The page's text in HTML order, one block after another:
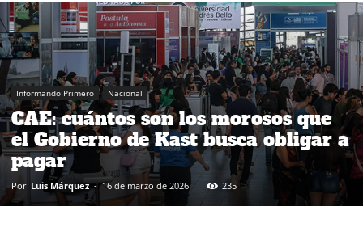
Informando Primero Nacional
CAE: cuántos son los morosos que
el Gobierno de Kast busca obligar a
pagar
Por Luis Márquez - 16 de marzo de 2026 235